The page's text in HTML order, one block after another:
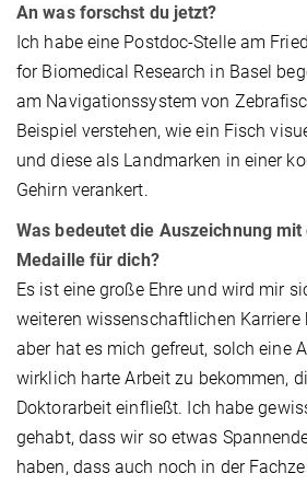
An was forschst du jetzt?
Ich habe eine Postdoc-Stelle am
for Biomedical Research in Basel
am Navigationssystem von
Beispiel verstehen, wie ein Fisch
und diese als Landmarken in einer
Gehirn verankert.
Was bedeutet die Auszeichnung
Medaille für dich?
Es ist eine große Ehre und wird mir
weiteren wissenschaftlichen Karriere
aber hat es mich gefreut, solch eine
wirklich harte Arbeit zu bekommen,
Doktorarbeit einfließt. Ich habe
gehabt, dass wir so etwas
haben, dass auch noch in der